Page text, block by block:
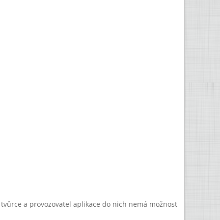
a provozovatel aplikace do nich nemá možnost